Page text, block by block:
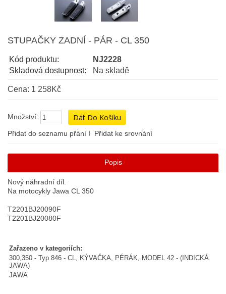
STUPAČKY ZADNÍ - PÁR - CL 350
Kód produktu:
NJ2228
Skladová dostupnost:
Na skladě
Cena: 1 258Kč
Množství:
Přidat do seznamu přání Přidat ke srovnání
Popis
Nový náhradní díl.
Na motocykly Jawa CL 350
T2201BJ20090F
T2201BJ20080F
Zařazeno v kategoriích:
300,350 - Typ 846 - CL, KÝVAČKA, PÉRÁK, MODEL 42 - (INDICKÁ
JAWA)
JAWA